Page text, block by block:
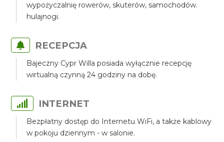
wypożyczalnię rowerów, skuterów, samochodów.
hulajnogi.
RECEPCJA
Bajeczny Cypr Willa posiada wyłącznie recepcję
wirtualną czynną 24 godziny na dobę.
INTERNET
Bezpłatny dostęp do Internetu WiFi, a także kablowy
w pokoju dziennym - w salonie.